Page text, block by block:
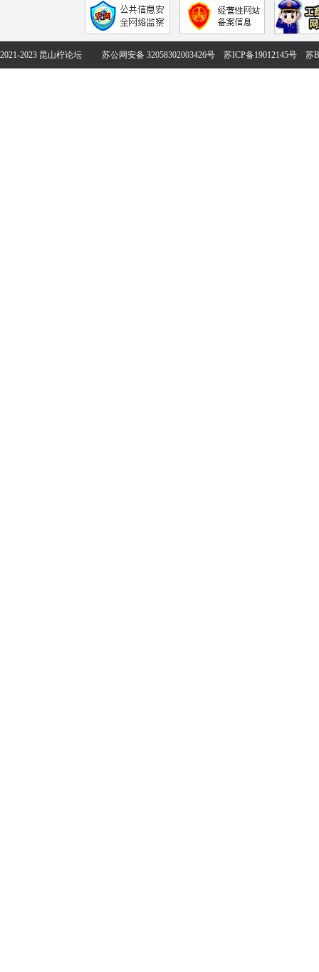
2021-2023 昆山柠论坛 苏公网安备 32058302003426号 苏ICP备19012145号 苏